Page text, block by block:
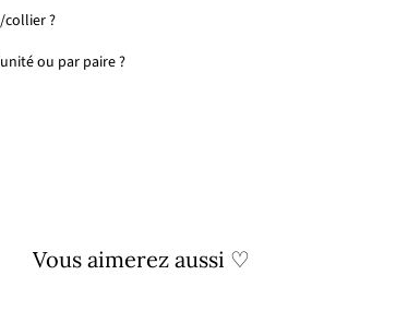
?
ou par paire ?
Vous aimerez aussi ♡